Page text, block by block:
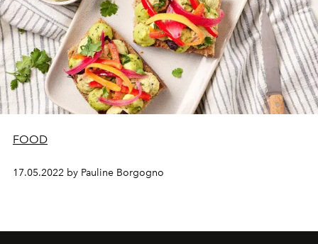
FOOD
17.05.2022 by Pauline Borgogno